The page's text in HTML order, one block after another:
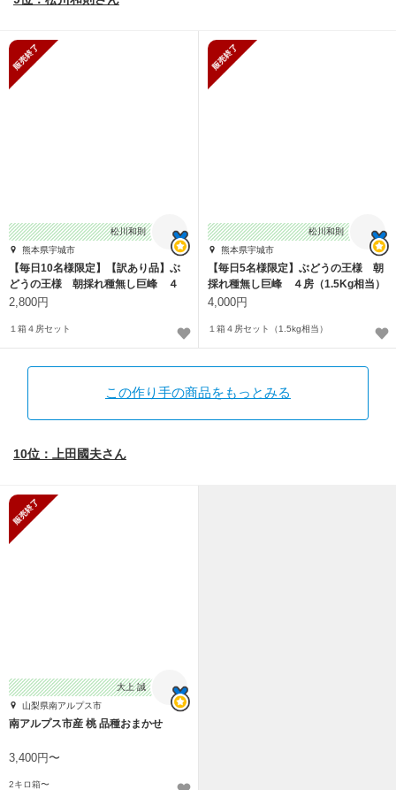
松川和則
熊本県宇城市
【毎日10名様限定】【訳あり品】ぶ
どうの王様 朝採れ種無し巨峰 ４
房
2,800円
１箱４房セット
松川和則
熊本県宇城市
【毎日5名様限定】ぶどうの王様 朝
採れ種無し巨峰 ４房（1.5Kg相当）
4,000円
１箱４房セット（1.5kg相当）
この作り手の商品をもっとみる
10位：上田國夫さん
大上 誠
山梨県南アルプス市
南アルプス市産 桃 品種おまかせ
3,400円〜
2キロ箱〜